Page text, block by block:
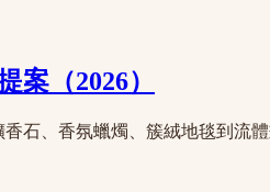
（2026）
、香氛蠟燭、簇絨地毯到流